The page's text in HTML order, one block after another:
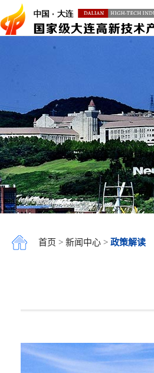
首页 > 新闻中心>政策解读